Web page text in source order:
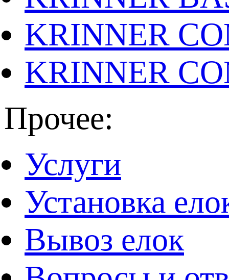
KRINNER
KRINNER
Прочее:
Услуги
Установка
Вывоз елок